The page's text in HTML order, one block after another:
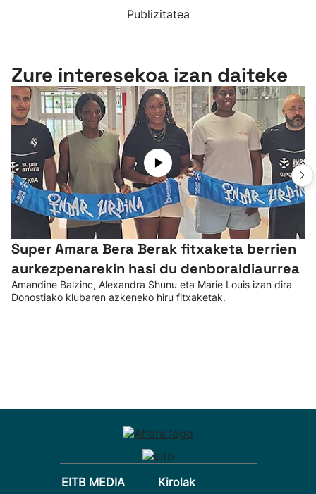
Publizitatea
Zure interesekoa izan daiteke
Super Amara Bera Berak fitxaketa berrien
aurkezpenarekin hasi du denboraldiaurrea
Amandine Balzinc, Alexandra Shunu eta Marie Louis izan dira
Donostiako klubaren azkeneko hiru fitxaketak.
EITB MEDIA
Kirolak